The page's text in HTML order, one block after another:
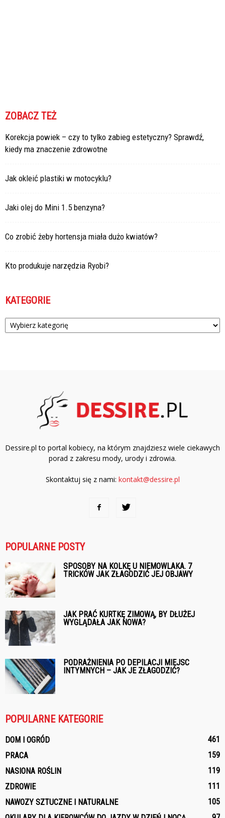
ZOBACZ TEŻ
Korekcja powiek – czy to tylko zabieg estetyczny? Sprawdź,
kiedy ma znaczenie zdrowotne
Jak okleić plastiki w motocyklu?
Jaki olej do Mini 1.5 benzyna?
Co zrobić żeby hortensja miała dużo kwiatów?
Kto produkuje narzędzia Ryobi?
KATEGORIE
Kategorie
Dessire.pl to portal kobiecy, na którym znajdziesz wiele ciekawych
porad z zakresu mody, urody i zdrowia.
Skontaktuj się z nami: kontakt@dessire.pl
POPULARNE POSTY
SPOSOBY NA KOLKĘ U NIEMOWLAKA. 7
TRICKÓW JAK ZŁAGODZIĆ JEJ OBJAWY
JAK PRAĆ KURTKĘ ZIMOWĄ, BY DŁUŻEJ
WYGLĄDAŁA JAK NOWA?
PODRAŻNIENIA PO DEPILACJI MIEJSC
INTYMNYCH – JAK JE ZŁAGODZIĆ?
POPULARNE KATEGORIE
DOM I OGRÓD
461
PRACA
159
NASIONA ROŚLIN
119
ZDROWIE
111
NAWOZY SZTUCZNE I NATURALNE
105